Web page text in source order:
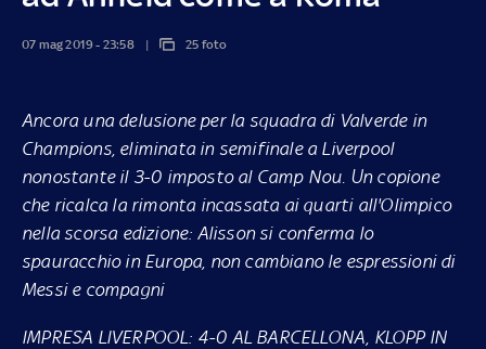
07 mag 2019 - 23:58 25 foto
Ancora una delusione per la squadra di Valverde in
Champions, eliminata in semifinale a Liverpool
nonostante il 3-0 imposto al Camp Nou. Un copione
che ricalca la rimonta incassata ai quarti all'Olimpico
nella scorsa edizione: Alisson si conferma lo
spauracchio in Europa, non cambiano le espressioni di
Messi e compagni
IMPRESA LIVERPOOL: 4-0 AL BARCELLONA, KLOPP IN